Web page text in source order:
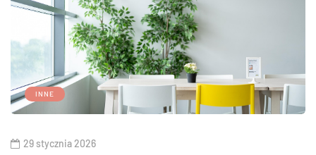
INNE
29 stycznia 2026